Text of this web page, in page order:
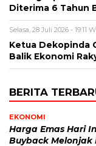
Diterima 6 Tahun
Selasa, 28 Juli 2026 - 19:11
Ketua Dekopinda
Balik Ekonomi
BERITA
EKONOMI
Harga Emas Hari
Buyback Melonjak